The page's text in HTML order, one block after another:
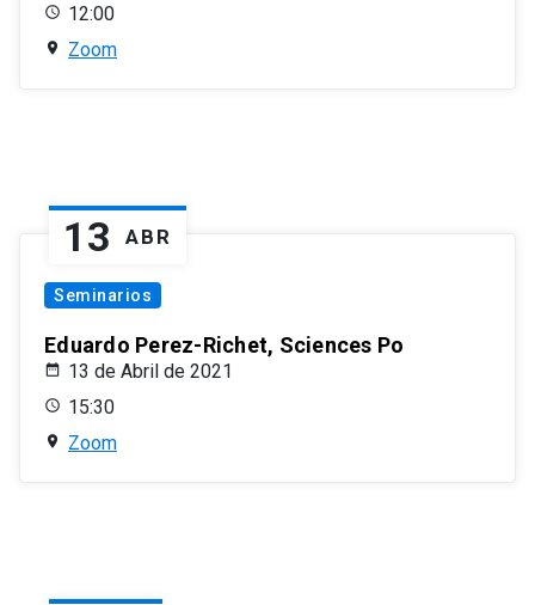
12:00
Zoom
13 ABR
Seminarios
Eduardo Perez-Richet, Sciences Po
13 de Abril de 2021
15:30
Zoom